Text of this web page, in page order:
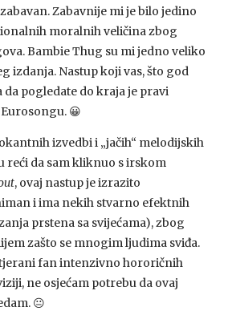
Zabavnije mi je bilo jedino
moralnih veličina zbog
Bambie Thug su mi jedno veliko
izdanja. Nastup koji vas, što god
pogledate do kraja je pravi
😀
izvedbi i „jačih“ melodijskih
reći da sam kliknuo s irskom
, ovaj nastup je izrazito
i ima nekih stvarno efektnih
prstena sa svijećama), zbog
zašto se mnogim ljudima sviđa.
fan intenzivno hororičnih
ne osjećam potrebu da ovaj
😐